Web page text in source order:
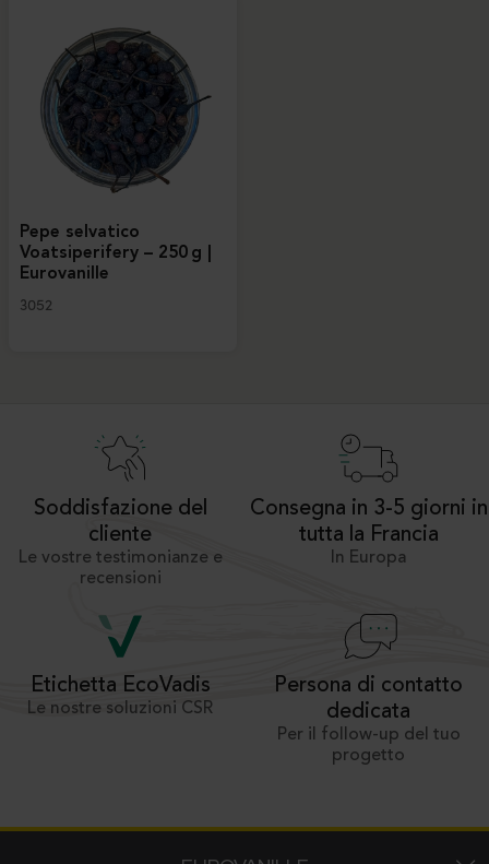
Pepe selvatico
Voatsiperifery – 250 g |
Eurovanille
3052
Soddisfazione del
cliente
Le vostre testimonianze e
recensioni
Consegna in 3-5 giorni in
tutta la Francia
In Europa
Etichetta EcoVadis
Le nostre soluzioni CSR
Persona di contatto
dedicata
Per il follow-up del tuo
progetto